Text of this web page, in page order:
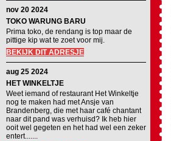
nov 20 2024
TOKO WARUNG BARU
Prima toko, de rendang is top maar de
pittige kip wat te zoet voor mij.
BEKIJK DIT ADRESJE
aug 25 2024
HET WINKELTJE
Weet iemand of restaurant Het Winkeltje
nog te maken had met Ansje van
Brandenberg, die met haar café chantant
naar dit pand was verhuisd? Ik heb hier
ooit wel gegeten en het had wel een zeker
entert.......